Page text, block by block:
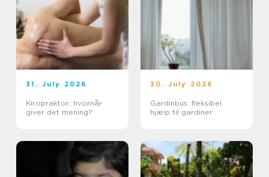
31. July 2026
Kiropraktor: hvornår
giver det mening?
30. July 2026
Gardinbus: fleksibel
hjælp til gardiner